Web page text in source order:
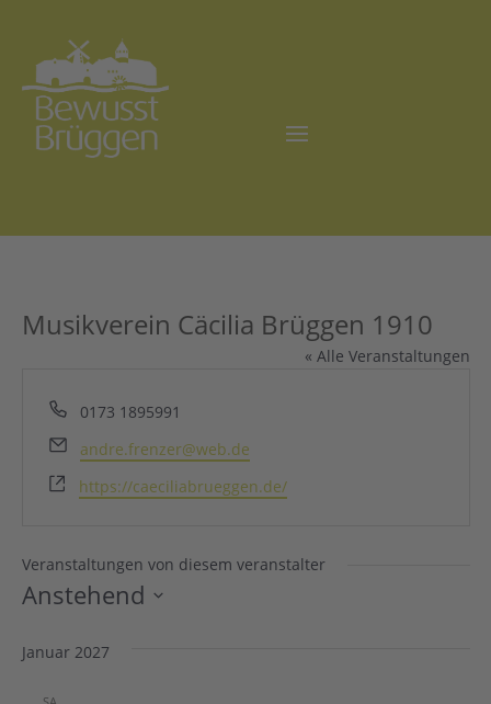
Musikverein Cäcilia Brüggen 1910
« Alle Veranstaltungen
Telefon
0173 1895991
Email
andre.frenzer@web.de
Webseite
https://caeciliabrueggen.de/
Veranstaltungen von diesem veranstalter
Anstehend
wählen.
Januar 2027